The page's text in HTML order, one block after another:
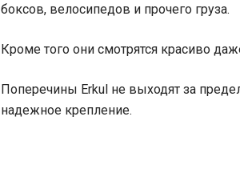
боксов, велосипедов и прочего груза.
Кроме того они смотрятся красиво
Поперечины Erkul не выходят за
надежное крепление.